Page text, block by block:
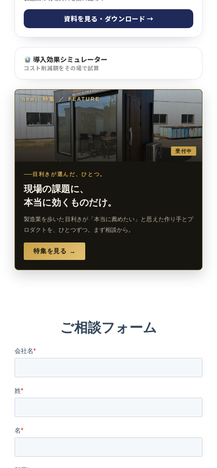
資料を見る・ダウンロード →
導入効果シミュレーター
コスト削減額をその場で試算
newji 特集 ／ FEATURE
受付中
目利きが選んだ、ひとつ。
現場の課題に、
本当に効くものだけ。
製造業を歩いた目利きが「本当に薦めたい」と思えた作り手とプ
ロダクトを、ひとつずつ。まず相談から。
特集を見る →